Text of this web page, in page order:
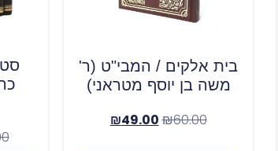
בית אלקים / המבי"ט (ר'
משה בן יוסף מטראני)
₪60.00
₪49.00